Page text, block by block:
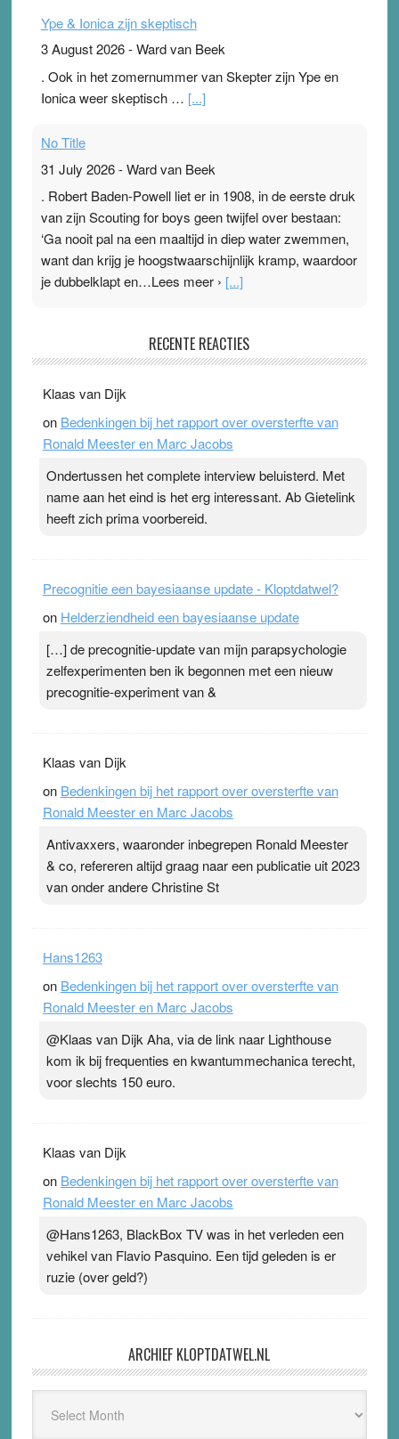
Ype & Ionica zijn skeptisch
3 August 2026-Ward van Beek
. Ook in het zomernummer van Skepter zijn Ype en
Ionica weer skeptisch … [...]
No Title
31 July 2026-Ward van Beek
. Robert Baden-Powell liet er in 1908, in de eerste druk
van zijn Scouting for boys geen twijfel over bestaan:
‘Ga nooit pal na een maaltijd in diep water zwemmen,
want dan krijg je hoogstwaarschijnlijk kramp, waardoor
je dubbelklapt en…Lees meer › [...]
Ward van Beek
topsporters. Ze hopen ermee hun hartslag te verlagen
terwijl ze meer zuurstof opnemen. Daarop heeft zo’n
pleister geen effect. Maar het gevoel ‘makkelijker te
Pleisterplakkers in de topspsort ›[...]
RECENTE REACTIES
Klaas van Dijk
on Bedenkingen bij het rapport over oversterfte van
Ronald Meester en Marc Jacobs
Ondertussen het complete interview beluisterd. Met
name aan het eind is het erg interessant. Ab Gietelink
heeft zich prima voorbereid.
Precognitie een bayesiaanse update - Kloptdatwel?
on Helderziendheid een bayesiaanse update
[…] de precognitie-update van mijn parapsychologie
zelfexperimenten ben ik begonnen met een nieuw
precognitie-experiment van &
Klaas van Dijk
on Bedenkingen bij het rapport over oversterfte van
Ronald Meester en Marc Jacobs
Antivaxxers, waaronder inbegrepen Ronald Meester
& co, refereren altijd graag naar een publicatie uit 2023
van onder andere Christine St
Hans1263
on Bedenkingen bij het rapport over oversterfte van
Ronald Meester en Marc Jacobs
@Klaas van Dijk Aha, via de link naar Lighthouse
kom ik bij frequenties en kwantummechanica terecht,
voor slechts 150 euro.
Klaas van Dijk
on Bedenkingen bij het rapport over oversterfte van
Ronald Meester en Marc Jacobs
@Hans1263, BlackBox TV was in het verleden een
vehikel van Flavio Pasquino. Een tijd geleden is er
ruzie (over geld?)
ARCHIEF KLOPTDATWEL.NL
Kloptdatwel.nl